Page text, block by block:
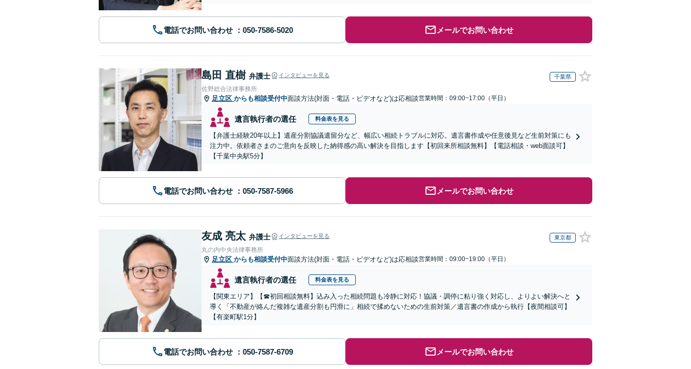
電話でお問い合わせ メールでお問い合わせ
島田 直樹 弁護士 インタビューを見る 千葉県
佐野総合法律事務所
足立区 からも相談受付中面談方法(対面・電話・ビデオなど)は応相談営業時間：09:00~17:00（平日）
遺言執行者の選任 料金表を見る
【弁護士経験20年以上】遺産分割協議遺留分など、幅広い相続トラブルに対応。遺言書作成や任意後見など生前対策にも
注力中。依頼者さまのご意向を反映した納得感の高い解決を目指します【初回来所相談無料】【電話相談・web面談可】
【千葉中央駅5分】
電話でお問い合わせ メールでお問い合わせ
友成 亮太 弁護士 インタビューを見る 東京都
丸の内中央法律事務所
足立区 からも相談受付中面談方法(対面・電話・ビデオなど)は応相談営業時間：09:00~19:00（平日）
遺言執行者の選任 料金表を見る
【関東エリア】【☎︎初回相談無料】込み入った相続問題も冷静に対応！協議・調停に粘り強く対応し、よりよい解決へと
導く「不動産が絡んだ複雑な遺産分割も円滑に」相続で揉めないための生前対策／遺言書の作成から執行【夜間相談可】
【有楽町駅1分】
電話でお問い合わせ メールでお問い合わせ